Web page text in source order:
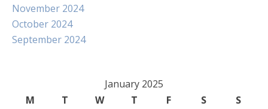
November 2024
October 2024
September 2024
January 2025
M
T W T F S
S